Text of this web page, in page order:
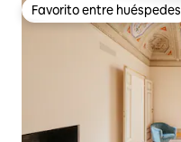
Favorito entre huéspedes
Favorito entre huéspedes